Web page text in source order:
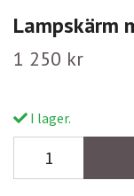
Lampskärm
1 250 kr
I lager.